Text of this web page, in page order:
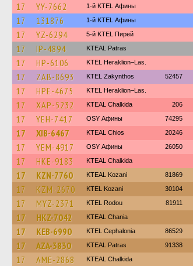
17 YY-7662 1-й KTEL Афины
17 131876 1-й KTEL Афины
17 YZ-6294 5-й KTEL Пирей
17 IP-4894 KTEAL Patras
17 HP-6106 KTEL Heraklion–Las.
17 ZAB-8693 KTEL Zakynthos 52457
17 HPE-4675 KTEL Heraklion–Las.
17 XAP-5232 KTEAL Chalkida 206
17 YEH-7417 OSY Афины 74295
17 XIB-6467 KTEAL Chios 20246
17 YEM-4917 OSY Афины 26050
17 HKE-9183 KTEAL Chalkida
17 KZN-7760 KTEAL Kozani 81869
17 KZM-2670 ΚΤΕL Kozani 30104
17 MYZ-2371 ΚΤΕL Rodou 81911
17 HKZ-7042 KTEAL Chania
17 KEB-6990 KTEL Cephalonia 86529
17 AZA-3830 KTEAL Patras 91338
17 AME-2868 KTEAL Chalkida